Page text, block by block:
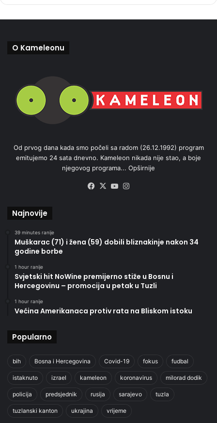
O Kameleonu
Od prvog dana kada smo počeli sa radom (26.12.1992) program
emitujemo 24 sata dnevno. Kameleon nikada nije stao, a boje
njegovog programa... Opširnije
Facebook
X YouTube
Najnovije
39 minutes ranije
Muškarac (71) i žena (59) dobili bliznakinje nakon 34
godine borbe
1 hour ranije
Svjetski hit NoWine premijerno stiže u Bosnu i
Hercegovinu – promocija u petak u Tuzli
1 hour ranije
Većina Amerikanaca protiv rata na Bliskom istoku
Popularno
bih Bosna i Hercegovina Covid-19 fokus fudbal
istaknuto izrael kameleon koronavirus milorad dodik
policija predsjednik rusija sarajevo tuzla
tuzlanski kanton ukrajina vrijeme